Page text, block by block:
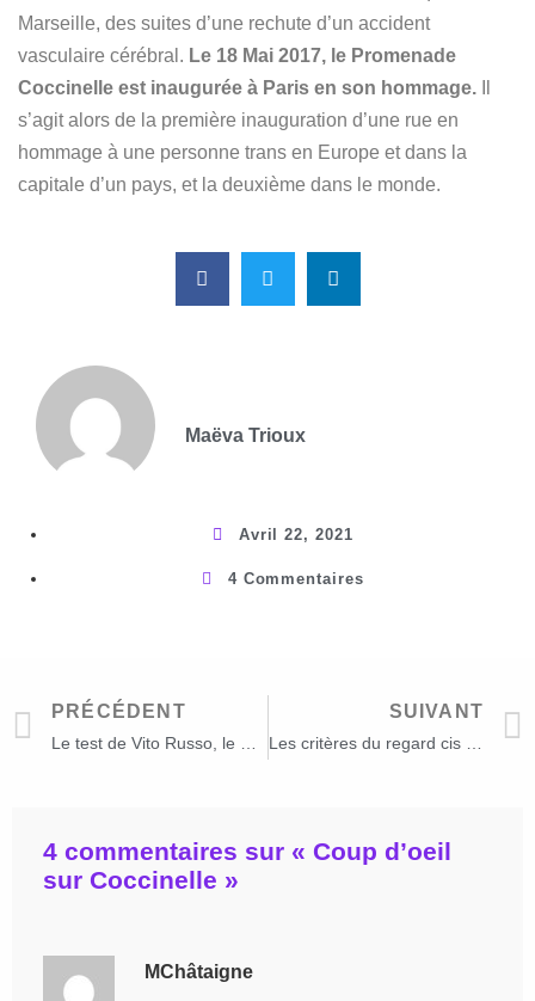
Marseille, des suites d’une rechute d’un accident
vasculaire cérébral. Le 18 Mai 2017, le Promenade
Coccinelle est inaugurée à Paris en son hommage.
s’agit alors de la première inauguration d’une rue en
hommage à une personne trans en Europe et dans la
capitale d’un pays, et la deuxième dans le monde.
Maëva Trioux
Avril 22, 2021
4 Commentaires
PRÉCÉDENT SUIVANT
4 commentaires sur « Coup d’oeil
sur Coccinelle »
MChâtaigne